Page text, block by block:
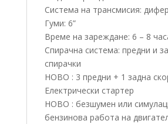
Система на трансмисия:
Гуми: 6”
Време на зареждане: 6 – 8
Спирачна система: предни и
спирачки
НОВО : 3 предни + 1 задна
Електрически стартер
НОВО : безшумен или
бензинова работа на